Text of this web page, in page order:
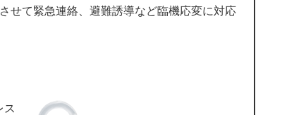
せて緊急連絡、避難誘導など臨機応変に対応
ス